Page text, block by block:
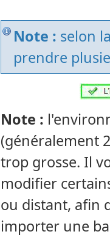
Note : selon
prendre
Note :
(généralement
trop grosse. Il
modifier
ou distant, afin
importer une